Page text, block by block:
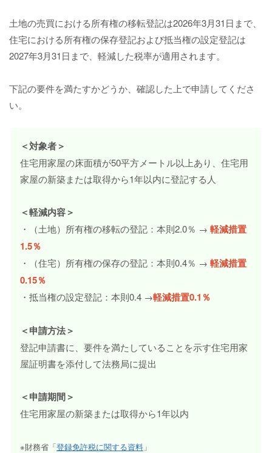
土地の売買における所有権の移転登記は2026年3月31日まで、
住宅における所有権の保存登記および抵当権の設定登記は
2027年3月31日まで、軽減した税率が適用されます。
下記の要件を満たすかどうか、確認した上で申請してくださ
い。
＜対象者＞
住宅用家屋の床面積が50平方メートル以上あり、住宅用
家屋の新築または取得から1年以内に登記する人
＜軽減内容＞
・（土地）所有権の移転の登記：本則2.0％ → 軽減措置
1.5％
・（住宅）所有権の保存の登記：本則0.4％ → 軽減措置
0.15％
・抵当権の設定登記：本則0.4 →軽減措置0.1％
＜申請方法＞
登記申請書に、要件を満たしていることを示す住宅用家
屋証明書を添付して法務局に提出
＜申請期間＞
住宅用家屋の新築または取得から1年以内
※財務省「登録免許税に関する資料」